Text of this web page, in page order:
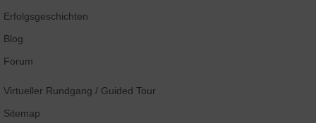
Erfolgsgeschichten
Blog
Forum
Virtueller Rundgang / Guided Tour
Sitemap